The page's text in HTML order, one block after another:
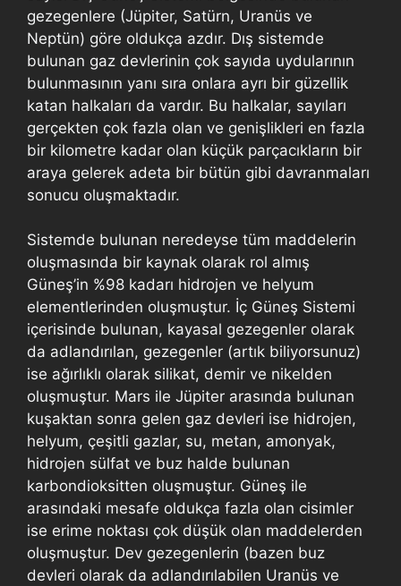
gezegenlere (Jüpiter, Satürn, Uranüs ve
Neptün) göre oldukça azdır. Dış sistemde
bulunan gaz devlerinin çok sayıda uydularının
bulunmasının yanı sıra onlara ayrı bir güzellik
katan halkaları da vardır. Bu halkalar, sayıları
gerçekten çok fazla olan ve genişlikleri en fazla
bir kilometre kadar olan küçük parçacıkların bir
araya gelerek adeta bir bütün gibi davranmaları
sonucu oluşmaktadır.
Sistemde bulunan neredeyse tüm maddelerin
oluşmasında bir kaynak olarak rol almış
Güneş’in %98 kadarı hidrojen ve helyum
elementlerinden oluşmuştur. İç Güneş Sistemi
içerisinde bulunan, kayasal gezegenler olarak
da adlandırılan, gezegenler (artık biliyorsunuz)
ise ağırlıklı olarak silikat, demir ve nikelden
oluşmuştur. Mars ile Jüpiter arasında bulunan
kuşaktan sonra gelen gaz devleri ise hidrojen,
helyum, çeşitli gazlar, su, metan, amonyak,
hidrojen sülfat ve buz halde bulunan
karbondioksitten oluşmuştur. Güneş ile
arasındaki mesafe oldukça fazla olan cisimler
ise erime noktası çok düşük olan maddelerden
oluşmuştur. Dev gezegenlerin (bazen buz
devleri olarak da adlandırılabilen Uranüs ve